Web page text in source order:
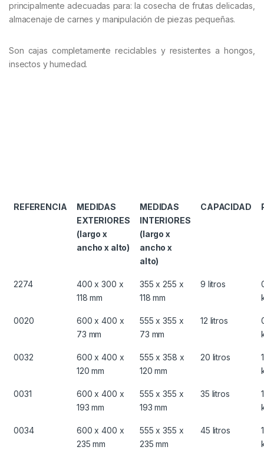
principalmente adecuadas para: la cosecha de frutas delicadas,
almacenaje de carnes y manipulación de piezas pequeñas.
Son cajas completamente reciclables y resistentes a hongos,
insectos y humedad.
REFERENCIA
MEDIDAS
EXTERIORES
(largo x
ancho x alto)
MEDIDAS
INTERIORES
(largo x
ancho x
alto)
CAPACIDAD
2274
400 x 300 x
118 mm
355 x 255 x
118 mm
9 litros
0020
600 x 400 x
73 mm
555 x 355 x
73 mm
12 litros
0032
600 x 400 x
120 mm
555 x 358 x
120 mm
20 litros
0031
600 x 400 x
193 mm
555 x 355 x
193 mm
35 litros
0034
600 x 400 x
235 mm
555 x 355 x
235 mm
45 litros